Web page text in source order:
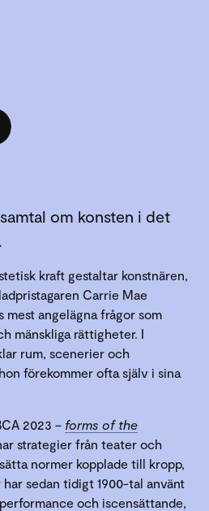
om konsten i det
kraft gestaltar konstnären,
Carrie Mae
mest angelägna frågor som
mänskliga rättigheter. I
rum, scenerier och
förekommer ofta själv i sina
2023 – forms of the
strategier från teater och
normer kopplade till kropp,
sedan tidigt 1900-tal använt
och iscensättande,